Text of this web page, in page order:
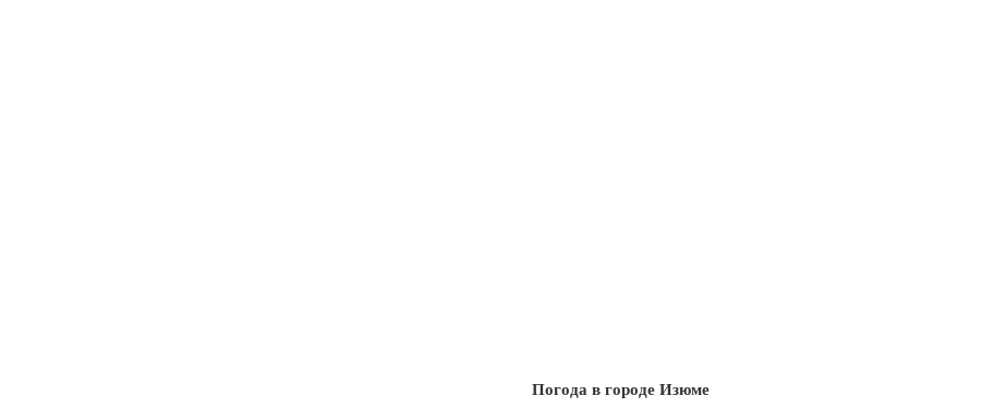
Погода в городе Изюме